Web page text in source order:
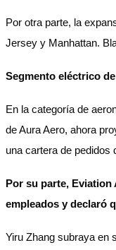
Por otra parte, la
Jersey y Manhattan.
Segmento eléctrico
En la categoría de
de Aura Aero, ahora
una cartera de pedidos
Por su parte,
empleados y declaró
Yiru Zhang subraya en